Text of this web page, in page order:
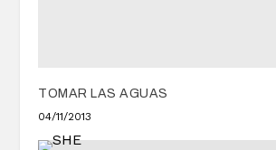
TOMAR LAS AGUAS
04/11/2013